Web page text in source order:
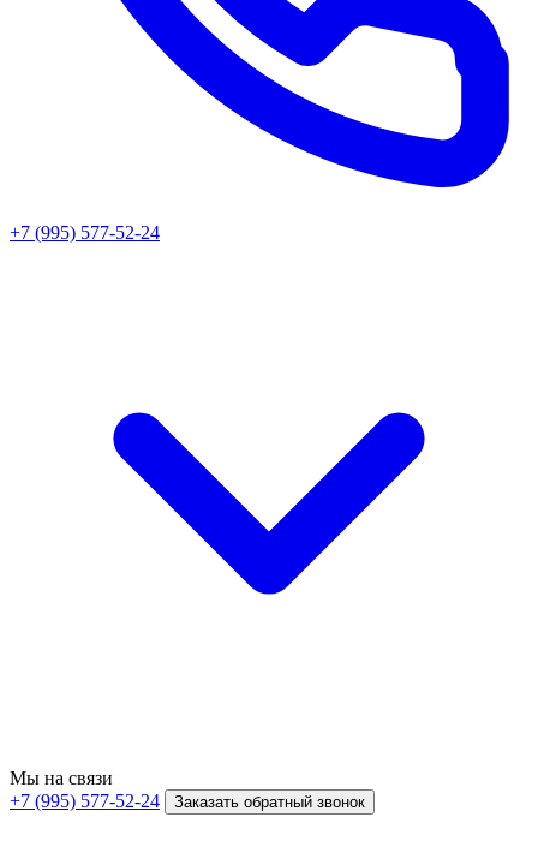
+7 (995) 577-52-24
Мы на связи
+7 (995) 577-52-24
Заказать обратный звонок